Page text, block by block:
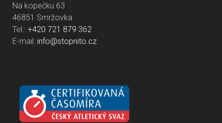
Na kopečku 63
46851 Smržovka
Tel.: +420 721 879 362
E-mail: info@stopnito.cz